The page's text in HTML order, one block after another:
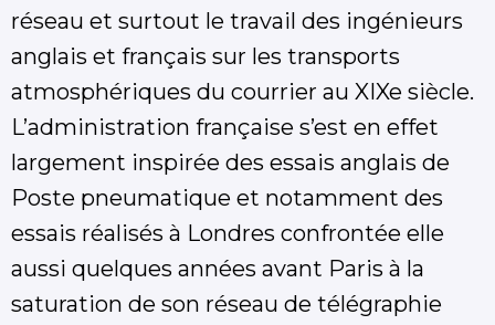
réseau et surtout le travail des ingénieurs
anglais et français sur les transports
atmosphériques du courrier au XIXe siècle.
L’administration française s’est en effet
largement inspirée des essais anglais de
Poste pneumatique et notamment des
essais réalisés à Londres confrontée elle
aussi quelques années avant Paris à la
saturation de son réseau de télégraphie